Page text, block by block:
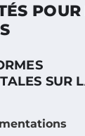
POUR
SUR